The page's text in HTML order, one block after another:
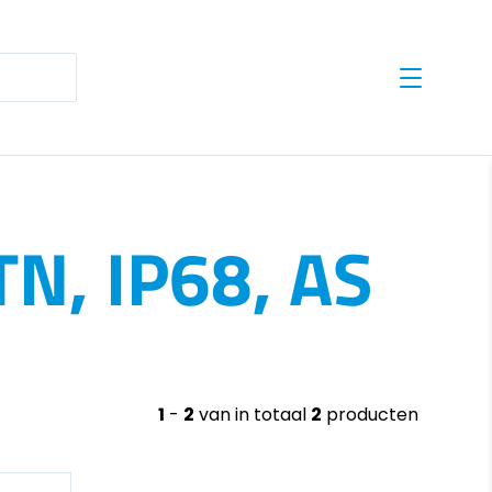
results are available use up and down arrows to
IP68, AS
1 - 2 van in totaal 2 producten